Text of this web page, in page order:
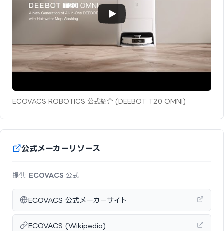
ECOVACS ROBOTICS 公式紹介 (DEEBOT T20 OMNI)
公式メーカーリソース
提供: ECOVACS 公式
ECOVACS 公式メーカーサイト
ECOVACS (Wikipedia)